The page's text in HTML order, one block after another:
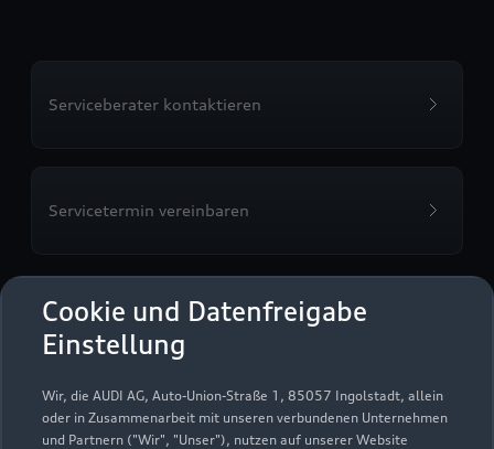
Cookie und Datenfreigabe
Einstellung
Wir, die AUDI AG, Auto-Union-Straße 1, 85057 Ingolstadt, allein
oder in Zusammenarbeit mit unseren verbundenen Unternehmen
und Partnern ("Wir", "Unser"), nutzen auf unserer Website
Serviceberater kontaktieren
Servicetermin vereinbaren
Autohaus Ruprecht GmbH